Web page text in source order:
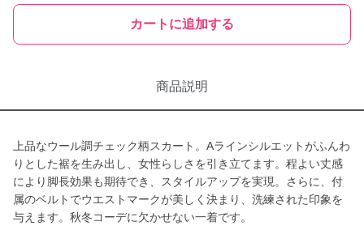
カートに追加する
商品説明
上品なウール調チェック柄スカート。Aラインシルエットがふんわ
りとした裾を生み出し、女性らしさを引き立てます。程よい丈感
により脚長効果も期待でき、スタイルアップを実現。さらに、付
属のベルトでウエストマークが美しく決まり、洗練された印象を
与えます。秋冬コーデに欠かせない一着です。